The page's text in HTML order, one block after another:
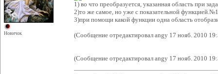
Новичок
1) во что преобразуется, указанная область при
2)то же самое, но уже с показательной
3)при помощи какой функции одна область
(Сообщение отредактировал angy 17 нояб. 2010
(Сообщение отредактировал angy 17 нояб. 2010